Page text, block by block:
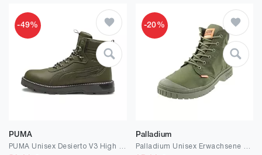
-49%
PUMA
-20%
Palladium